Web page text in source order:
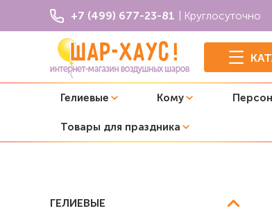
+7 (499) 677-23-81 | Круглосуточно
Гелиевые Кому
Товары для праздника
14 февраля (День влюбленных)
ГЕЛИЕВЫЕ